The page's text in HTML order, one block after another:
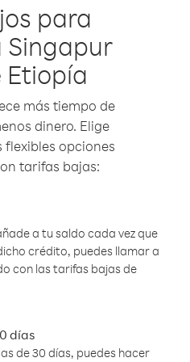
para
Singapur
Etiopía
más tiempo de
dinero. Elige
flexibles opciones
tarifas bajas:
a tu saldo cada vez que
crédito, puedes llamar a
con las tarifas bajas de
días
de 30 días, puedes hacer